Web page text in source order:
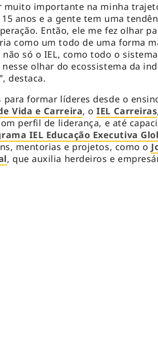
muito importante na minha
anos e a gente tem uma
Então, ele me fez olhar
como um todo de uma forma
só o IEL, como todo o
olhar do ecossistema da
destaca.
para formar líderes desde o
Vida e Carreira, oIEL Carreiras
perfil de liderança, e até
IEL Educação Executiva
mentorias e projetos, como o
, que auxilia herdeiros e